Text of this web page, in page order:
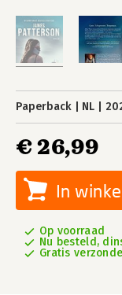
Paperback NL
€ 26,99
In
Op voorraad
Nu besteld,
Gratis